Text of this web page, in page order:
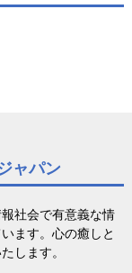
ャパン
社会で有意義な情
ます。心の癒しと
します。